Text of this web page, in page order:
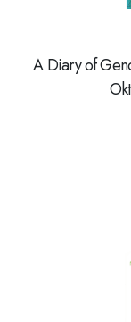
A Diary of